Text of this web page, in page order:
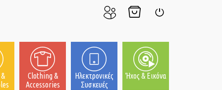
μου
Clothing &
Accessories
Ηλεκτρονικές
Συσκευές
Ήχος & Εικόνα